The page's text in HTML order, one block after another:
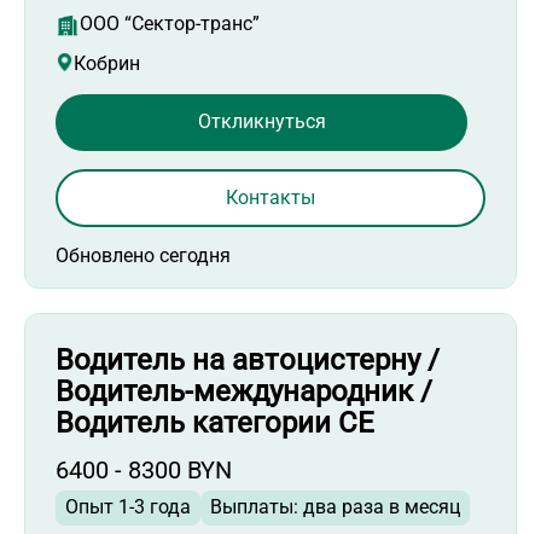
ООО “Сектор-транс”
Кобрин
Обновлено сегодня
Откликнуться
Контакты
Водитель на автоцистерну /
Водитель-международник /
Водитель категории СЕ
6400 - 8300 BYN
Опыт 1-3 года Выплаты: два раза в месяц